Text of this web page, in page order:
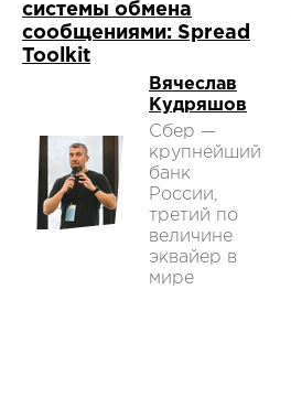
системы обмена
сообщениями: Spread
Toolkit
Вячеслав
Кудряшов
Сбер —
крупнейший
банк
России,
третий по
величине
эквайер в
мире